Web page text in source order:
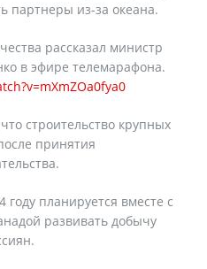
партнеры из-за океана.
рассказал министр
в эфире телемарафона.
строительство крупных
принятия
планируется вместе с
развивать добычу